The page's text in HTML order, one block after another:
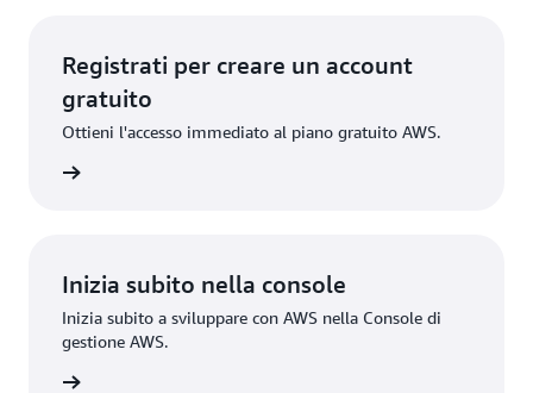
Registrati per creare un account
gratuito
Ottieni l'accesso immediato al piano gratuito AWS.
Inizia subito nella console
Inizia subito a sviluppare con AWS nella Console di
gestione AWS.